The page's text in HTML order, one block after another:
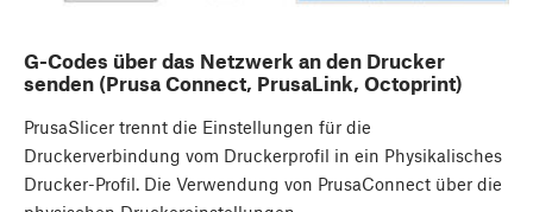
G-Codes über das Netzwerk an den Drucker
senden (Prusa Connect, PrusaLink, Octoprint)
PrusaSlicer trennt die Einstellungen für die
Druckerverbindung vom Druckerprofil in ein Physikalisches
Drucker-Profil. Die Verwendung von PrusaConnect über die